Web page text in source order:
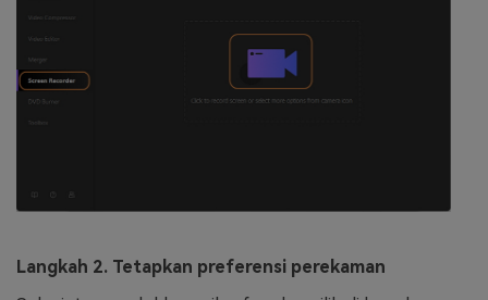
Langkah 2. Tetapkan preferensi perekaman